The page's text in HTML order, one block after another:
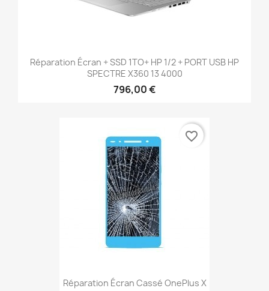
Réparation Écran + SSD 1TO+ HP 1/2 + PORT USB HP
SPECTRE X360 13 4000
796,00 €
Réparation Écran Cassé OnePlus X
favorite_border